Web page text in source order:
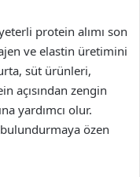
protein alımı son
ve elastin üretimini
süt ürünleri,
açısından zengin
yardımcı olur.
özen